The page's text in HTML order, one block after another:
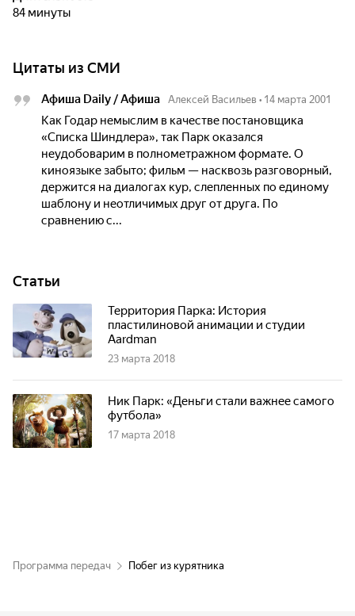
84 минуты
Цитаты из СМИ
Афиша Daily / Афиша Алексей Васильев • 14 марта 2001
Как Годар немыслим в качестве постановщика
«Списка Шиндлера», так Парк оказался
неудобоварим в полнометражном формате. О
киноязыке забыто; фильм — насквозь разговорный,
держится на диалогах кур, слепленных по единому
шаблону и неотличимых друг от друга. По
сравнению с...
Статьи
Территория Парка: История
пластилиновой анимации и студии
Aardman
23 марта 2018
Ник Парк: «Деньги стали важнее самого
футбола»
17 марта 2018
Программа передач Побег из курятника